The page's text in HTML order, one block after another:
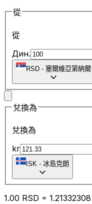
從
從
Дин.
RSD - 塞爾維亞第納爾
兌換為
兌換為
kr
ISK - 冰島克朗
1.00 RSD = 1.21332308